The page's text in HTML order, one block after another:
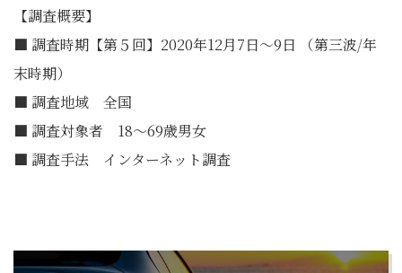
【調査概要】
■ 調査時期【第５回】2020年12月7日～9日 （第三波/年
末時期）
■ 調査地域 全国
■ 調査対象者 18～69歳男女
■ 調査手法 インターネット調査